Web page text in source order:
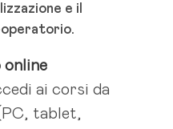
e il
online
ai corsi da
tablet,